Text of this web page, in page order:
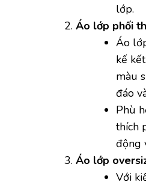
lớp.
Áo lớp phối
Áo
kế
màu
đáo
Phù
thích
động
Áo lớp
Với